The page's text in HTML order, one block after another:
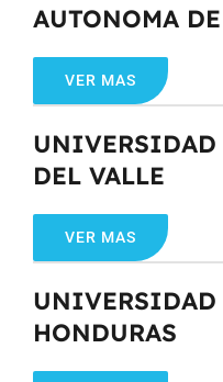
AUTONOMA
VER MAS
DEL VALLE
VER MAS
UNIVERSIDAD
HONDURAS